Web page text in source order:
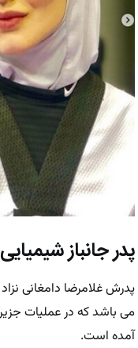
پدر جانباز شیمیایی
آمده است.